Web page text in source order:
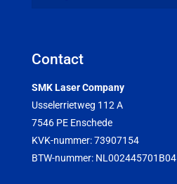
Contact
SMK Laser Company
Usselerrietweg 112 A
7546 PE Enschede
KVK-nummer: 73907154
BTW-nummer: NL002445701B04